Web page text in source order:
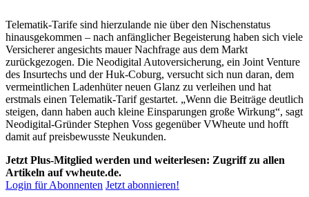
Telematik-Tarife sind hierzulande nie über den Nischenstatus
hinausgekommen – nach anfänglicher Begeisterung haben sich viele
Versicherer angesichts mauer Nachfrage aus dem Markt
zurückgezogen. Die Neodigital Autoversicherung, ein Joint Venture
des Insurtechs und der Huk-Coburg, versucht sich nun daran, dem
vermeintlichen Ladenhüter neuen Glanz zu verleihen und hat
erstmals einen Telematik-Tarif gestartet. „Wenn die Beiträge deutlich
steigen, dann haben auch kleine Einsparungen große Wirkung“, sagt
Neodigital-Gründer Stephen Voss gegenüber VWheute und hofft
damit auf preisbewusste Neukunden.
Jetzt Plus-Mitglied werden und weiterlesen: Zugriff zu allen
Artikeln auf vwheute.de.
Login für Abonnenten Jetzt abonnieren!